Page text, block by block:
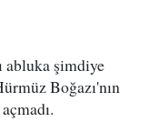
abluka şimdiye
Boğazı'nın